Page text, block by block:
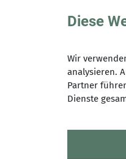
Bitte
130,– €
140,– €
Kurs auswählen
Diese
Wir
analysieren.
Partner
Dienste